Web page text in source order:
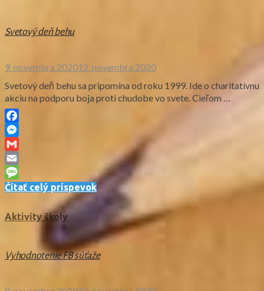
Svetový deň behu
9. novembra 202012. novembra 2020
Svetový deň behu sa pripomína od roku 1999. Ide o charitatívnu
akciu na podporu boja proti chudobe vo svete. Cieľom …
Facebook
Messenger
Gmail
Email
Message
Čítať celý príspevok
Aktivity školy
Vyhodnotenie FB súťaže